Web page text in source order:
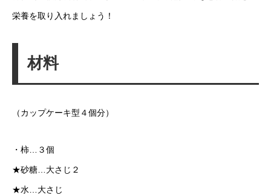
栄養を取り入れましょう！
材料
（カップケーキ型４個分）
・柿…３個
★砂糖…大さじ２
★水…大さじ